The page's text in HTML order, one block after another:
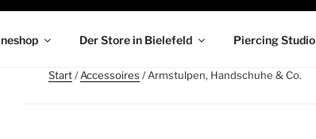
Der Store in Bielefeld Piercing Studio
Start/Accessoires / Armstulpen, Handschuhe & Co.